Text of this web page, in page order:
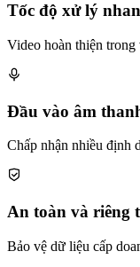
Tốc độ xử lý
Video hoàn thiện trong
Đầu vào âm
Chấp nhận nhiều định
An toàn và riêng
Bảo vệ dữ liệu cấp